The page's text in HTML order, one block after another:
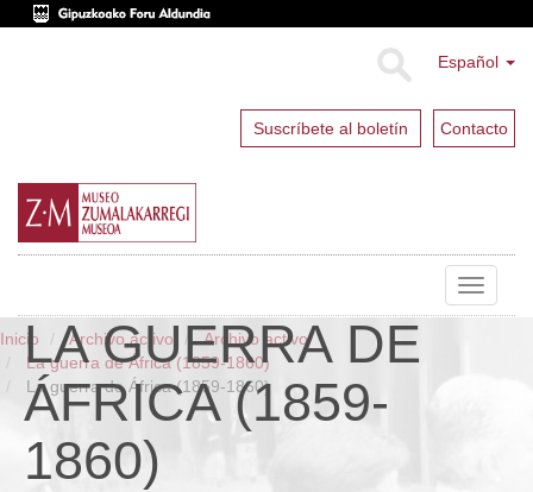
Español
Suscríbete al boletín Contacto
Toggle
Inicio Archivo activo
Archivo activo
La guerra de África (1859-1860)
La guerra de África (1859-1860)
LA GUERRA DE
ÁFRICA (1859-
1860)